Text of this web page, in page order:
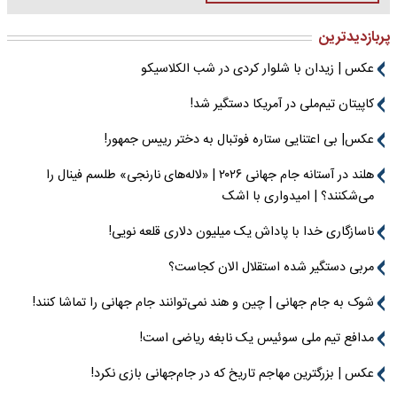
پربازدیدترین
عکس | زیدان با شلوار کردی در شب الکلاسیکو
کاپیتان تیم‌ملی در آمریکا دستگیر شد!
عکس| بی اعتنایی ستاره فوتبال به دختر رییس جمهور!
هلند در آستانه جام جهانی ۲۰۲۶ | «لاله‌های نارنجی» طلسم فینال را
می‌شکنند؟ | امیدواری با اشک
ناسازگاری خدا با پاداش یک میلیون دلاری قلعه نویی!
مربی دستگیر شده استقلال الان کجاست؟
شوک به جام جهانی | چین و هند نمی‌توانند جام جهانی را تماشا کنند!
مدافع تیم ملی سوئیس یک نابغه ریاضی است!
عکس | بزرگترین مهاجم تاریخ که در جام‌جهانی بازی نکرد!